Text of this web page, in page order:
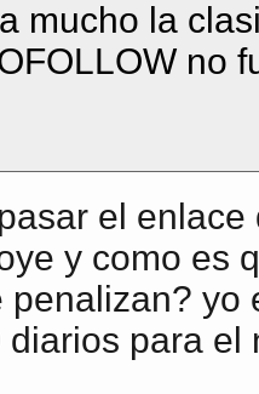
mucho la
no
el
y como es
penalizan?
para el